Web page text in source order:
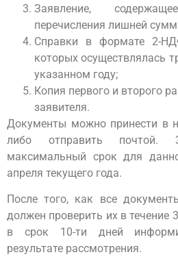
Заявление,
перечисления лишней
Справки в формате 2-
которых осуществлялась
указанном году;
Копия первого и второго
заявителя.
Документы можно принести в
либо отправить почтой.
максимальный срок для
апреля текущего года.
После того, как все
должен проверить их в течение
в срок 10-ти дней
результате рассмотрения.